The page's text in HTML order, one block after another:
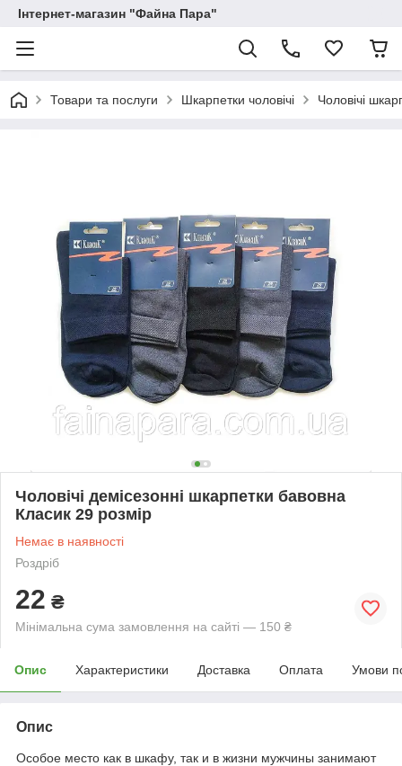
Інтернет-магазин "Файна Пара"
Товари та послуги Шкарпетки чоловічі Чоловічі
Чоловічі демісезонні шкарпетки бавовна
Класик 29 розмір
Немає в наявності
Роздріб
22 ₴
Мінімальна сума замовлення на сайті — 150 ₴
Опис Характеристики Доставка Оплата Умови
Опис
Особое место как в шкафу, так и в жизни мужчины занимают